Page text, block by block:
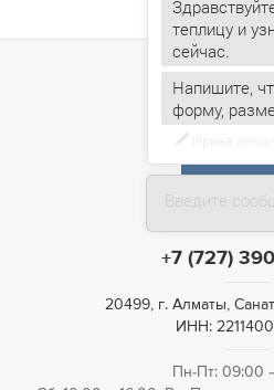
+7 (727)
20499, г. Алматы,
ИНН:
Пн-Пт: 09:00
Введите
теплицу и
сейчас.
Напишите,
форму,